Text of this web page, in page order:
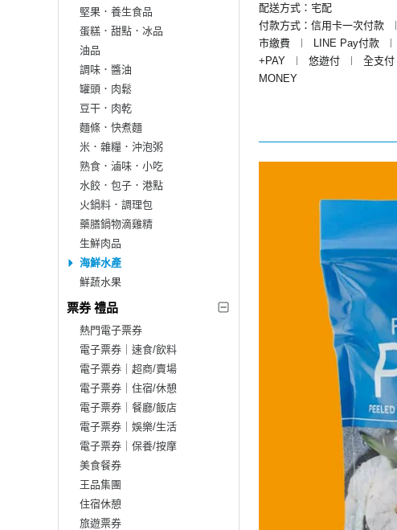
堅果．養生食品
蛋糕．甜點．冰品
油品
調味．醬油
罐頭．肉鬆
豆干．肉乾
麵條．快煮麵
米．雜糧．沖泡粥
熟食．滷味．小吃
水餃．包子．港點
火鍋料．調理包
藥膳鍋物滴雞精
生鮮肉品
海鮮水產
鮮蔬水果
票券 禮品
熱門電子票券
電子票券｜速食/飲料
電子票券｜超商/賣場
電子票券｜住宿/休憩
電子票券｜餐廳/飯店
電子票券｜娛樂/生活
電子票券｜保養/按摩
美食餐券
王品集團
住宿休憩
旅遊票券
配送方式：宅配
付款方式：信用卡一次付款
︱
市繳費
︱ LINE Pay付款 ︱
+PAY
︱ 悠遊付 ︱ 全支付
MONEY